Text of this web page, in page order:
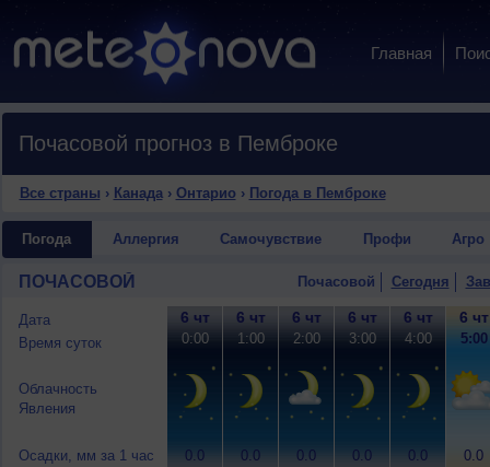
Главная
Почасовой прогноз в Пемброке
Все страны › Канада› Онтарио › Погода в Пемброке
Погода Аллергия Самочувствие Профи Агро
ПОЧАСОВОЙ Почасовой Сегодня
Дата
Время суток
Облачность
Явления
Осадки, мм за 1 час
6 чт
0:00
0.0
6 чт
1:00
0.0
6 чт
2:00
0.0
6 чт
3:00
0.0
6 чт
4:00
0.0
6 чт
5:00
0.0